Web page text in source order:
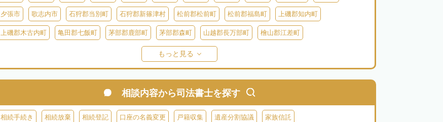
夕張市 歌志内市 石狩郡当別町 石狩郡新篠津村 松前郡松前町 松前郡福島町 上磯郡知内町
上磯郡木古内町 亀田郡七飯町 茅部郡鹿部町 茅部郡森町 山越郡長万部町 檜山郡江差町
奥尻郡奥尻町
島牧郡島牧村 寿都郡寿都町 寿都郡黒松内町 磯谷郡蘭越町 虻田郡ニセコ町 虻田郡倶知安町
虻田郡喜茂別町 虻田郡京極町 虻田郡豊浦町
岩内郡共和町 岩内郡岩内町 二海郡八雲町 古宇郡泊村 古宇郡神恵内村 古平郡古平町 積丹郡積丹町
もっと見る
相談内容から司法書士を探す
相続手続き 相続放棄 相続登記 口座の名義変更 戸籍収集 遺産分割協議 家族信託